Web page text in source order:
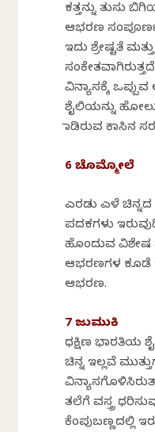
ಕತ್ತನ್ನು ತುಸು
ಆಭರಣ ಸಂಪೂರ್ಣ
ಇದು ಶ್ರೇಷ್ಟತೆ
ವಿನ್ಯಾಸಕ್ಕೆ
ಶೈಲಿಯನ್ನು
ಮಾಡಿರುವ ಕಾಸಿನ
6 ಚೊಮ್ಮೋಲೆ
ಎರಡು ಎಳೆ ಚಿನ್ನದ
ಪದಕಗಳು
ಹೊಂದುವ ವಿಶೇಷ
ಆಭರಣಗಳ ಕೂಡೆ
ಆಭರಣ.
7 ಜುಮುಕಿ
ಧಕ್ಷಿಣ ಭಾರತಿಯ
ಚಿನ್ನ ಇಲ್ಲವೆ
ತಲೆಗೆ ವಸ್ತ್ರ
ಕೆಂಪುಬಣ್ಣದಲ್ಲಿ